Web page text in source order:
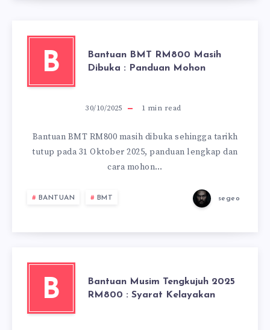
B
Bantuan BMT RM800 Masih
Dibuka : Panduan Mohon
30/10/2025 1 min read
Bantuan BMT RM800 masih dibuka sehingga tarikh
tutup pada 31 Oktober 2025, panduan lengkap dan
cara mohon…
BANTUAN BMT segeo
B
Bantuan Musim Tengkujuh 2025
RM800 : Syarat Kelayakan